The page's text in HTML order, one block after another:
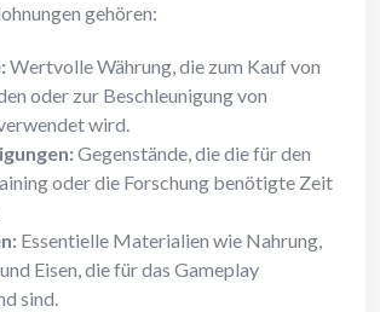
gehören:
Wertvolle Währung, die zum Kauf von
oder zur Beschleunigung von
wird.
Gegenstände, die die für den
oder die Forschung benötigte Zeit
Essentielle Materialien wie Nahrung,
Eisen, die für das Gameplay
sind.